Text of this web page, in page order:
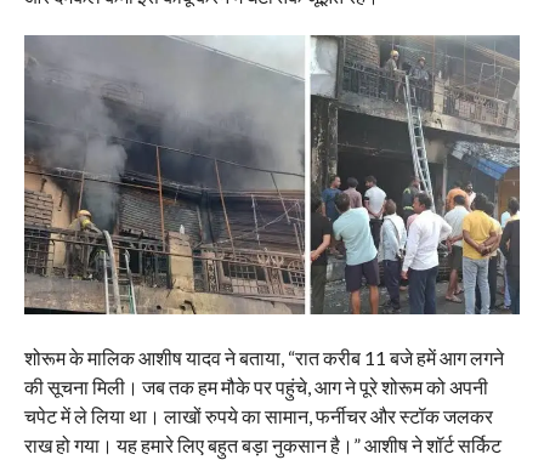
शोरूम के मालिक आशीष यादव ने बताया, “रात करीब 11 बजे हमें आग लगने
की सूचना मिली। जब तक हम मौके पर पहुंचे, आग ने पूरे शोरूम को अपनी
चपेट में ले लिया था। लाखों रुपये का सामान, फर्नीचर और स्टॉक जलकर
राख हो गया। यह हमारे लिए बहुत बड़ा नुकसान है।” आशीष ने शॉर्ट सर्किट